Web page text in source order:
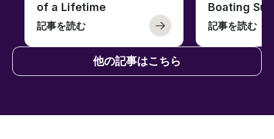
of a Lifetime
記事を読む
Boating
記事を読む
他の記事はこちら